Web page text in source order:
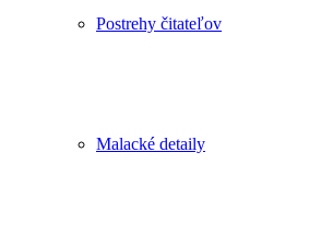
Postrehy čitateľov
Malacké detaily